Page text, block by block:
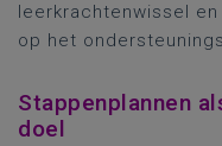
leerkrachtenwissel
op het
Stappenplannen
doel